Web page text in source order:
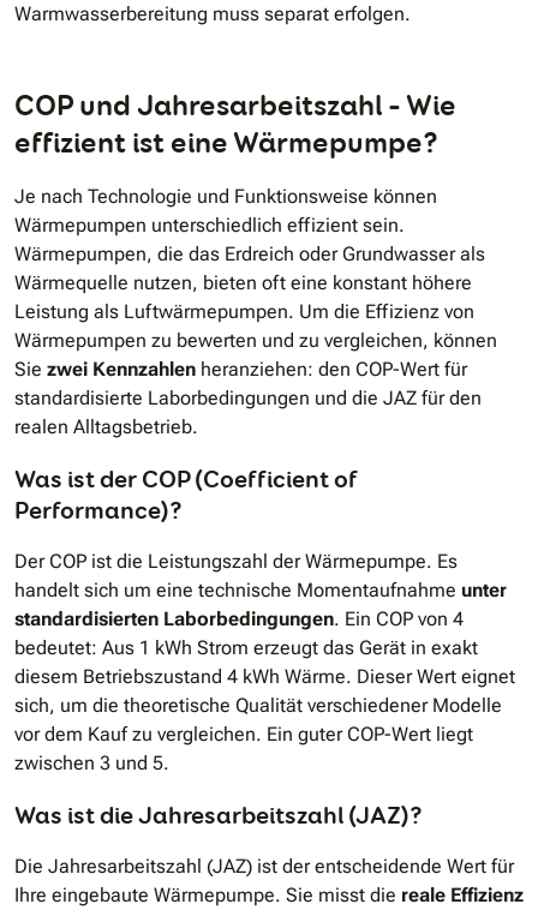
Warmwasserbereitung muss separat erfolgen.
COP und Jahresarbeitszahl – Wie
effizient ist eine Wärmepumpe?
Je nach Technologie und Funktionsweise können
Wärmepumpen unterschiedlich effizient sein.
Wärmepumpen, die das Erdreich oder Grundwasser als
Wärmequelle nutzen, bieten oft eine konstant höhere
Leistung als Luftwärmepumpen. Um die Effizienz von
Wärmepumpen zu bewerten und zu vergleichen, können
Sie zwei Kennzahlen heranziehen: den COP-Wert für
standardisierte Laborbedingungen und die JAZ für den
realen Alltagsbetrieb.
Was ist der COP (Coefficient of
Performance)?
Der COP ist die Leistungszahl der Wärmepumpe. Es
handelt sich um eine technische Momentaufnahme unter
standardisierten Laborbedingungen. Ein COP von 4
bedeutet: Aus 1 kWh Strom erzeugt das Gerät in exakt
diesem Betriebszustand 4 kWh Wärme. Dieser Wert eignet
sich, um die theoretische Qualität verschiedener Modelle
vor dem Kauf zu vergleichen. Ein guter COP-Wert liegt
zwischen 3 und 5.
Was ist die Jahresarbeitszahl (JAZ)?
Die Jahresarbeitszahl (JAZ) ist der entscheidende Wert für
Ihre eingebaute Wärmepumpe. Sie misst die reale Effizienz